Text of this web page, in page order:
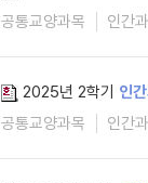
공통교양과목
인간
2025년 2학기 인
공통교양과목
인간